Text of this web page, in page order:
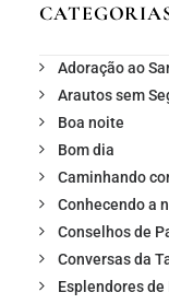
Adoração ao
Arautos sem
Boa noite
Bom dia
Caminhando
Conhecendo a
Conselhos de
Conversas da
Esplendores de